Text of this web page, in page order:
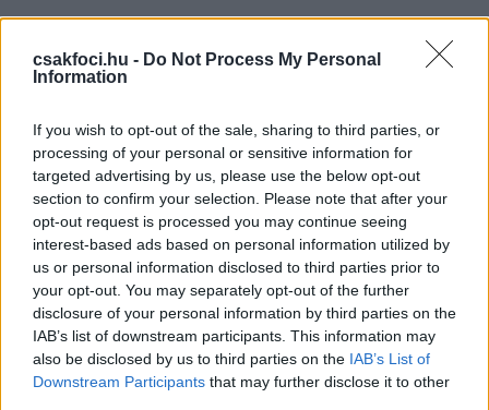
csakfoci.hu - Do Not Process My Personal
Information
If you wish to opt-out of the sale, sharing to third parties, or
processing of your personal or sensitive information for
targeted advertising by us, please use the below opt-out
section to confirm your selection. Please note that after your
opt-out request is processed you may continue seeing
interest-based ads based on personal information utilized by
us or personal information disclosed to third parties prior to
your opt-out. You may separately opt-out of the further
disclosure of your personal information by third parties on the
IAB’s list of downstream participants. This information may
also be disclosed by us to third parties on the IAB’s List of
Downstream Participants that may further disclose it to other
tisztázása volt az egyik legfontosabb döntés, amit
az Európa-bajnokság előtt meg akartunk oldani. Ezt
szerződéshosszabbításával, és ezt világosan és
átláthatóan megbeszéltük minden érintett féllel
mondta Schröder, mintegy megerősítve, hogy
Blaswich nem marad a klubnál.
Érkezik viszont Gulácsi következő kihívója, a belga
Maarten Vandevoordt, és a lap szerint elég
valószínűtlen, hogy Vandevoordt csak úgy
türelmesen felsorakozik majd Gulácsi mögött.
Nyáron érkezik a csapathoz, ami még